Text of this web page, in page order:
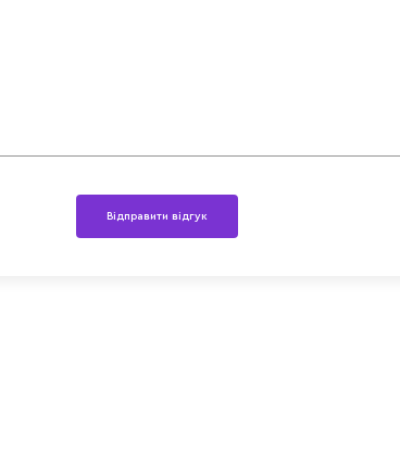
Відправити відгук